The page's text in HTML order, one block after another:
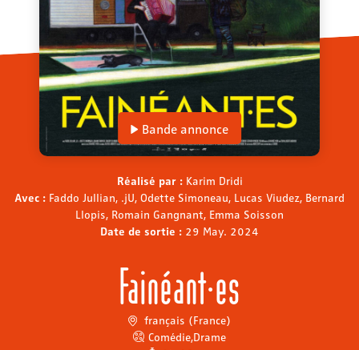
Bande annonce
Réalisé par : Karim Dridi
Avec : Faddo Jullian, .jU, Odette Simoneau, Lucas Viudez, Bernard
Llopis, Romain Gangnant, Emma Soisson
Date de sortie : 29 May. 2024
Fainéant·es
français (France)
Comédie,Drame